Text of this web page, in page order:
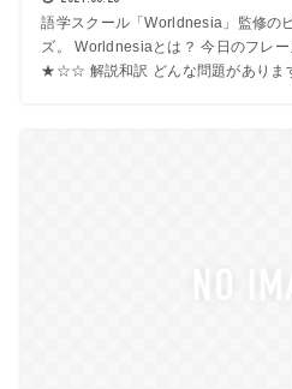
語学スクール「Worldnesia」監修の
ズ。 Worldnesiaとは？ 今日のフレ
★☆☆ 解説和訳 どんな問題がありま